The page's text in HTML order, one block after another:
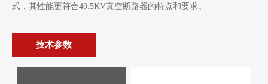
式，其性能更符合40.5KV真空断路器的特点和要求。
技术参数